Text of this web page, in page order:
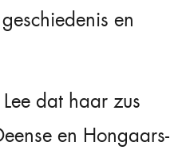
en
dat haar zus
en Hongaars-